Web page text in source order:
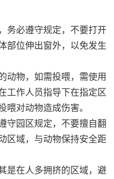
务必遵守规定，不要打开
部位伸出窗外，以免发生
动物，如需投喂，需使用
工作人员指导下在指定区
喂对动物造成伤害。
守园区规定，不要擅自翻
区域，与动物保持安全距
是在人多拥挤的区域，避